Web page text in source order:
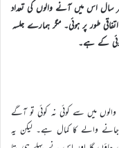
سال اس میں آنے والوں کی تعداد
طور پر ہوئی۔ مگر ہمارے جلسہ
کے ہے۔
میں سے کوئی نہ کوئی تو آگے
والے کا کمال ہے۔ لیکن یہ